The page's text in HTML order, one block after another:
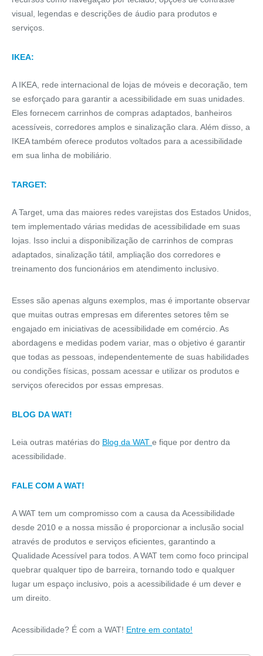
visual, legendas e descrições de áudio para produtos e
serviços.
IKEA:
A IKEA, rede internacional de lojas de móveis e decoração, tem
se esforçado para garantir a acessibilidade em suas unidades.
Eles fornecem carrinhos de compras adaptados, banheiros
acessíveis, corredores amplos e sinalização clara. Além disso, a
IKEA também oferece produtos voltados para a acessibilidade
em sua linha de mobiliário.
TARGET:
A Target, uma das maiores redes varejistas dos Estados Unidos,
tem implementado várias medidas de acessibilidade em suas
lojas. Isso inclui a disponibilização de carrinhos de compras
adaptados, sinalização tátil, ampliação dos corredores e
treinamento dos funcionários em atendimento inclusivo.
Esses são apenas alguns exemplos, mas é importante observar
que muitas outras empresas em diferentes setores têm se
engajado em iniciativas de acessibilidade em comércio. As
abordagens e medidas podem variar, mas o objetivo é garantir
que todas as pessoas, independentemente de suas habilidades
ou condições físicas, possam acessar e utilizar os produtos e
serviços oferecidos por essas empresas.
BLOG DA WAT!
Leia outras matérias do Blog da WAT e fique por dentro da
acessibilidade.
FALE COM A WAT!
A WAT tem um compromisso com a causa da Acessibilidade
desde 2010 e a nossa missão é proporcionar a inclusão social
através de produtos e serviços eficientes, garantindo a
Qualidade Acessível para todos. A WAT tem como foco principal
quebrar qualquer tipo de barreira, tornando todo e qualquer
lugar um espaço inclusivo, pois a acessibilidade é um dever e
um direito.
Acessibilidade? É com a WAT! Entre em contato!